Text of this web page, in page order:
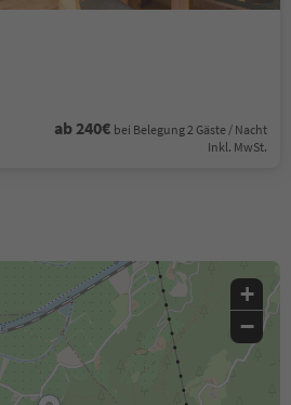
ab 240€ bei Belegung 2 Gäste / Nacht
Inkl. MwSt.
+
−